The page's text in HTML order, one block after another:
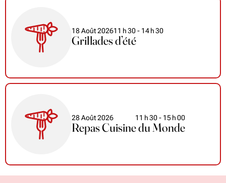
18 Août 202611 h30- 14h30
Grillades d’été
28 Août 2026 11 h30- 15h00
Repas Cuisine du Monde